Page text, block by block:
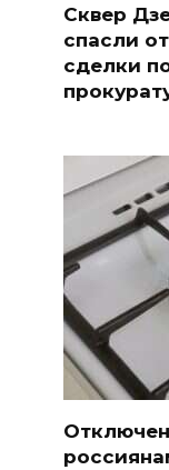
Сквер
спасли
сделки